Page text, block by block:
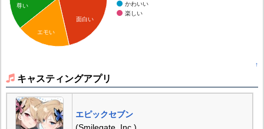
かわいい
楽しい
面白い
尊い
エモい
↑
キャスティングアプリ
エピックセブン